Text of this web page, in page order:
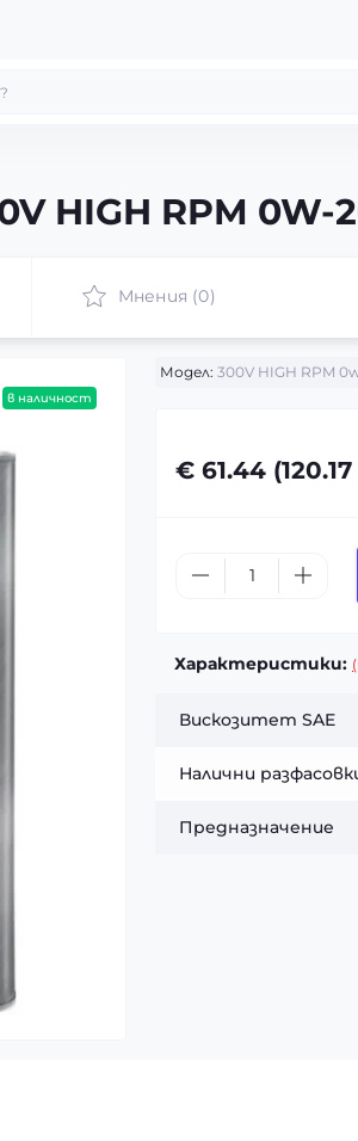
HIGH RPM 0W-
Мнения (0)
в наличност
Модел: 300V HIGH RPM
€ 61.44 (120.17
Характеристики:
Вискозитет SAE
Налични
Предназначение